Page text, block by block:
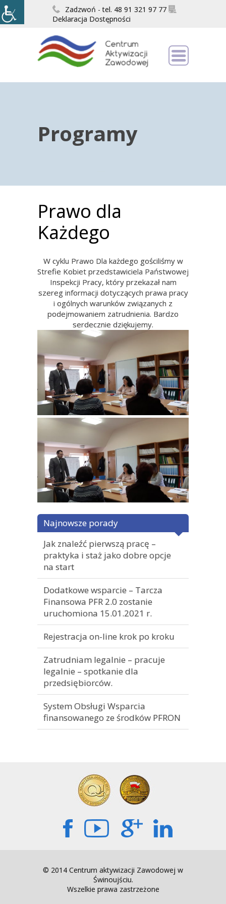
Zadzwoń - tel. 48 91 321 97 77
Deklaracja Dostępności
Programy
Prawo dla
Każdego
W cyklu Prawo Dla każdego gościliśmy w
Strefie Kobiet przedstawiciela Państwowej
Inspekcji Pracy, który przekazał nam
szereg informacji dotyczących prawa pracy
i ogólnych warunków związanych z
podejmowaniem zatrudnienia. Bardzo
serdecznie dziękujemy.
Najnowsze porady
Jak znaleźć pierwszą pracę –
praktyka i staż jako dobre opcje
na start
Dodatkowe wsparcie – Tarcza
Finansowa PFR 2.0 zostanie
uruchomiona 15.01.2021 r.
Rejestracja on-line krok po kroku
Zatrudniam legalnie – pracuje
legalnie – spotkanie dla
przedsiębiorców.
System Obsługi Wsparcia
finansowanego ze środków PFRON
© 2014 Centrum aktywizacji Zawodowej w
Świnoujściu.
Wszelkie prawa zastrzeżone